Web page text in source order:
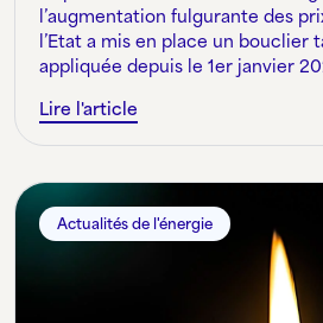
l’augmentation fulgurante des
l’Etat a mis en place un bouclier
appliquée depuis le 1er janvier
Lire l'article
Actualités de l'énergie